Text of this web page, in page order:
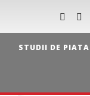
STUDII DE PIATA